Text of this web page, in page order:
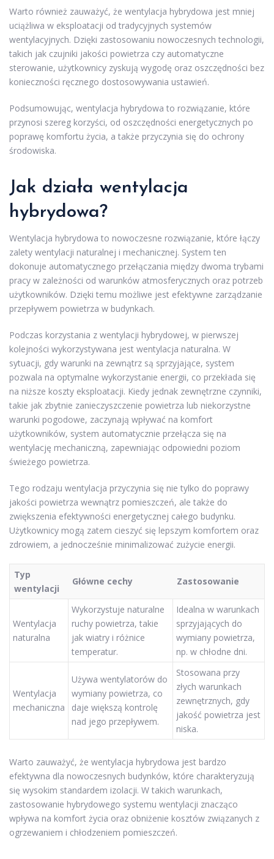
Warto również zauważyć, że wentylacja hybrydowa jest mniej
uciążliwa w eksploatacji od tradycyjnych systemów
wentylacyjnych. Dzięki zastosowaniu nowoczesnych technologii,
takich jak czujniki jakości powietrza czy automatyczne
sterowanie, użytkownicy zyskują wygodę oraz oszczędności bez
konieczności ręcznego dostosowywania ustawień.
Podsumowując, wentylacja hybrydowa to rozwiązanie, które
przynosi szereg korzyści, od oszczędności energetycznych po
poprawę komfortu życia, a także przyczynia się do ochrony
środowiska.
Jak działa wentylacja
hybrydowa?
Wentylacja hybrydowa to nowoczesne rozwiązanie, które łączy
zalety wentylacji naturalnej i mechanicznej. System ten
dokonuje automatycznego przełączania między dwoma trybami
pracy w zależności od warunków atmosferycznych oraz potrzeb
użytkowników. Dzięki temu możliwe jest efektywne zarządzanie
przepływem powietrza w budynkach.
Podczas korzystania z wentylacji hybrydowej, w pierwszej
kolejności wykorzystywana jest wentylacja naturalna. W
sytuacji, gdy warunki na zewnątrz są sprzyjające, system
pozwala na optymalne wykorzystanie energii, co przekłada się
na niższe koszty eksploatacji. Kiedy jednak zewnętrzne czynniki,
takie jak zbytnie zanieczyszczenie powietrza lub niekorzystne
warunki pogodowe, zaczynają wpływać na komfort
użytkowników, system automatycznie przełącza się na
wentylację mechaniczną, zapewniając odpowiedni poziom
świeżego powietrza.
Tego rodzaju wentylacja przyczynia się nie tylko do poprawy
jakości powietrza wewnątrz pomieszczeń, ale także do
zwiększenia efektywności energetycznej całego budynku.
Użytkownicy mogą zatem cieszyć się lepszym komfortem oraz
zdrowiem, a jednocześnie minimalizować zużycie energii.
Typ
wentylacji
Główne cechy Zastosowanie
Wentylacja
naturalna
Wykorzystuje naturalne
ruchy powietrza, takie
jak wiatry i różnice
temperatur.
Idealna w warunkach
sprzyjających do
wymiany powietrza,
np. w chłodne dni.
Wentylacja
mechaniczna
Używa wentylatorów do
wymiany powietrza, co
daje większą kontrolę
nad jego przepływem.
Stosowana przy
złych warunkach
zewnętrznych, gdy
jakość powietrza jest
niska.
Warto zauważyć, że wentylacja hybrydowa jest bardzo
efektywna dla nowoczesnych budynków, które charakteryzują
się wysokim standardem izolacji. W takich warunkach,
zastosowanie hybrydowego systemu wentylacji znacząco
wpływa na komfort życia oraz obniżenie kosztów związanych z
ogrzewaniem i chłodzeniem pomieszczeń.